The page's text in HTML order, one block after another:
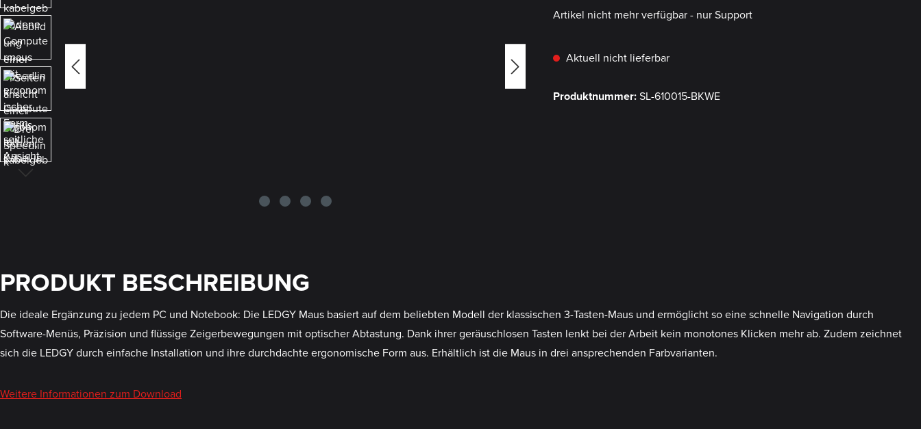
Artikel nicht mehr verfügbar - nur Support
Aktuell nicht lieferbar
Produktnummer:SL-610015-BKWE
PRODUKT BESCHREIBUNG
Die ideale Ergänzung zu jedem PC und Notebook: Die LEDGY Maus basiert auf dem beliebten Modell der klassischen 3-Tasten-Maus und ermöglicht so eine schnelle Navigation durch
Software-Menüs, Präzision und flüssige Zeigerbewegungen mit optischer Abtastung. Dank ihrer geräuschlosen Tasten lenkt bei der Arbeit kein monotones Klicken mehr ab. Zudem zeichnet
sich die LEDGY durch einfache Installation und ihre durchdachte ergonomische Form aus. Erhältlich ist die Maus in drei ansprechenden Farbvarianten.
Weitere Informationen zum Download